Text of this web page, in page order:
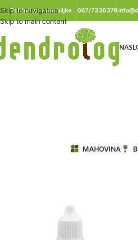
Skip to navigation
Skip to main content
Doktori za vaše biljke 067/7336376
MAHOVINA